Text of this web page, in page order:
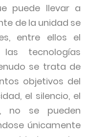
puede llevar a
de la unidad se
entre ellos el
tecnologías
se trata de
objetivos del
el silencio, el
no se pueden
únicamente